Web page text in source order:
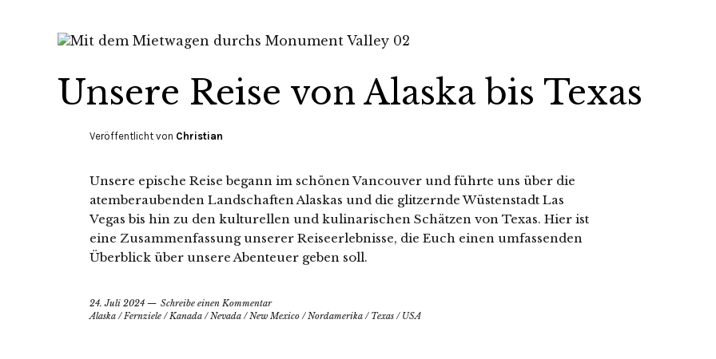
Unsere Reise von Alaska bis Texas
Veröffentlicht von Christian
Unsere epische Reise begann im schönen Vancouver und führte uns über die
atemberaubenden Landschaften Alaskas und die glitzernde Wüstenstadt Las
Vegas bis hin zu den kulturellen und kulinarischen Schätzen von Texas. Hier ist
eine Zusammenfassung unserer Reiseerlebnisse, die Euch einen umfassenden
Überblick über unsere Abenteuer geben soll.
24. Juli 2024
Schreibe einen Kommentar
Alaska /Fernziele /Kanada /Nevada /New Mexico /Nordamerika / Texas / USA